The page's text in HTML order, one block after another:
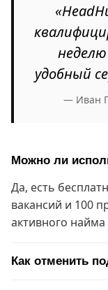
удобный
— Иван
Можно ли
Да, есть
вакансий и 100
активного
Как отменить